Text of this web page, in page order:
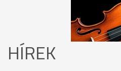
HÍREK